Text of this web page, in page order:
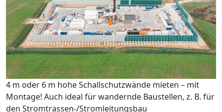
4 m oder 6 m hohe Schallschutzwände mieten – mit
Montage! Auch ideal für wandernde Baustellen, z. B. für
den Stromtrassen-/Stromleitungsbau